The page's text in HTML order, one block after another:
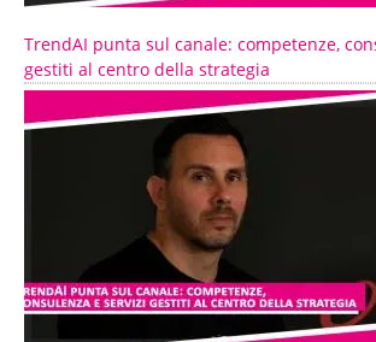
TrendAI punta sul canale: competenze,
gestiti al centro della strategia